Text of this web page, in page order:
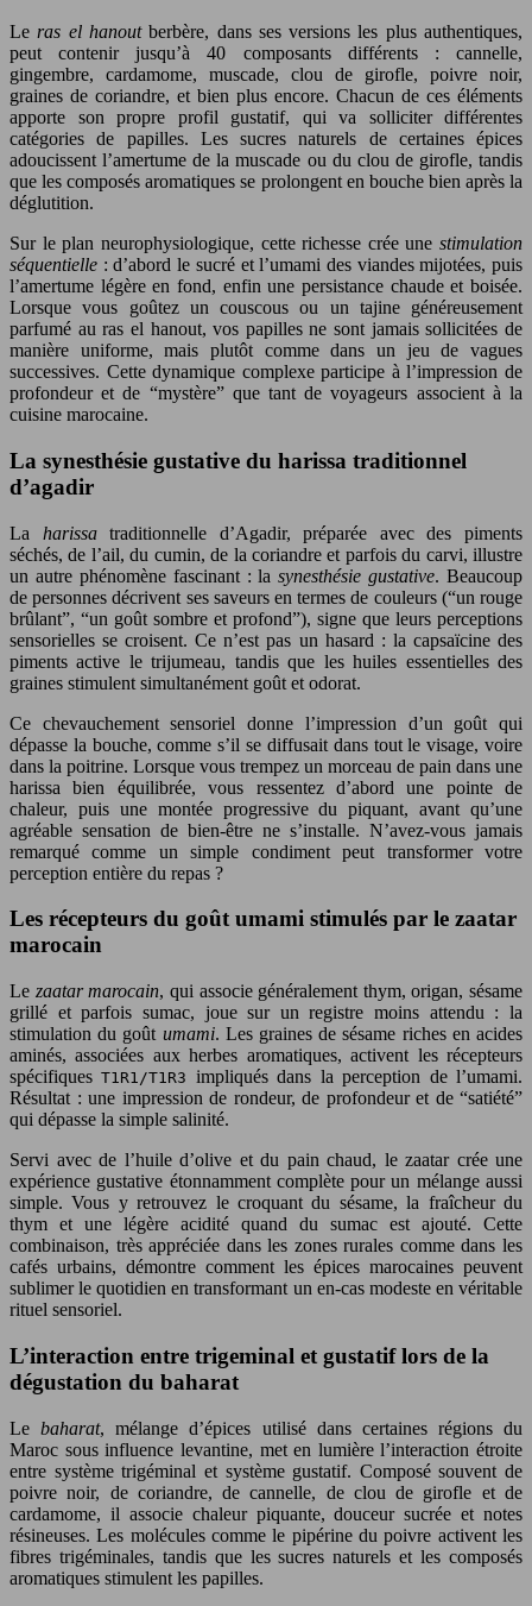
Le ras el hanoutberbère, dans ses versions les plus authentiques,
peut contenir jusqu’à 40 composants différents : cannelle,
gingembre, cardamome, muscade, clou de girofle, poivre noir,
graines de coriandre, et bien plus encore. Chacun de ces éléments
apporte son propre profil gustatif, qui va solliciter différentes
catégories de papilles. Les sucres naturels de certaines épices
adoucissent l’amertume de la muscade ou du clou de girofle, tandis
que les composés aromatiques se prolongent en bouche bien après la
déglutition.
Sur le plan neurophysiologique, cette richesse crée une stimulation
séquentielle : d’abord le sucré et l’umami des viandes mijotées, puis
l’amertume légère en fond, enfin une persistance chaude et boisée.
Lorsque vous goûtez un couscous ou un tajine généreusement
parfumé au ras el hanout, vos papilles ne sont jamais sollicitées de
manière uniforme, mais plutôt comme dans un jeu de vagues
successives. Cette dynamique complexe participe à l’impression de
profondeur et de “mystère” que tant de voyageurs associent à la
cuisine marocaine.
La synesthésie gustative du harissa traditionnel
d’agadir
La harissatraditionnelle d’Agadir, préparée avec des piments
séchés, de l’ail, du cumin, de la coriandre et parfois du carvi, illustre
un autre phénomène fascinant : lasynesthésie gustative. Beaucoup
de personnes décrivent ses saveurs en termes de couleurs (“un rouge
brûlant”, “un goût sombre et profond”), signe que leurs perceptions
sensorielles se croisent. Ce n’est pas un hasard : la capsaïcine des
piments active le trijumeau, tandis que les huiles essentielles des
graines stimulent simultanément goût et odorat.
Ce chevauchement sensoriel donne l’impression d’un goût qui
dépasse la bouche, comme s’il se diffusait dans tout le visage, voire
dans la poitrine. Lorsque vous trempez un morceau de pain dans une
harissa bien équilibrée, vous ressentez d’abord une pointe de
chaleur, puis une montée progressive du piquant, avant qu’une
agréable sensation de bien-être ne s’installe. N’avez-vous jamais
remarqué comme un simple condiment peut transformer votre
perception entière du repas ?
Les récepteurs du goût umami stimulés par le zaatar
marocain
Le zaatar marocain, qui associe généralement thym, origan, sésame
grillé et parfois sumac, joue sur un registre moins attendu : la
stimulation du goût umami. Les graines de sésame riches en acides
aminés, associées aux herbes aromatiques, activent les récepteurs
spécifiquesT1R1/T1R3 impliqués dans la perception de l’umami.
Résultat : une impression de rondeur, de profondeur et de “satiété”
qui dépasse la simple salinité.
Servi avec de l’huile d’olive et du pain chaud, le zaatar crée une
expérience gustative étonnamment complète pour un mélange aussi
simple. Vous y retrouvez le croquant du sésame, la fraîcheur du
thym et une légère acidité quand du sumac est ajouté. Cette
combinaison, très appréciée dans les zones rurales comme dans les
cafés urbains, démontre comment les épices marocaines peuvent
sublimer le quotidien en transformant un en-cas modeste en véritable
rituel sensoriel.
L’interaction entre trigeminal et gustatif lors de la
dégustation du baharat
Lebaharat, mélange d’épices utilisé dans certaines régions du
Maroc sous influence levantine, met en lumière l’interaction étroite
entre système trigéminal et système gustatif. Composé souvent de
poivre noir, de coriandre, de cannelle, de clou de girofle et de
cardamome, il associe chaleur piquante, douceur sucrée et notes
résineuses. Les molécules comme le pipérine du poivre activent les
fibres trigéminales, tandis que les sucres naturels et les composés
aromatiques stimulent les papilles.